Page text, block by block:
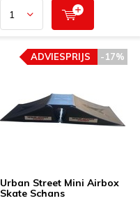
Urban Street Mini Airbox
Skate Schans
-17%
ADVIESPRIJS